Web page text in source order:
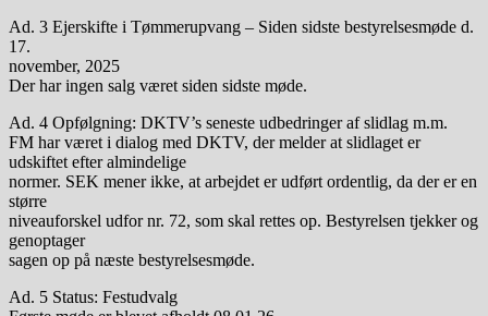
Ad. 3 Ejerskifte i Tømmerupvang – Siden sidste bestyrelsesmøde d.
17.
november, 2025
Der har ingen salg været siden sidste møde.
Ad. 4 Opfølgning: DKTV’s seneste udbedringer af slidlag m.m.
FM har været i dialog med DKTV, der melder at slidlaget er
udskiftet efter almindelige
normer. SEK mener ikke, at arbejdet er udført ordentlig, da der er en
større
niveauforskel udfor nr. 72, som skal rettes op. Bestyrelsen tjekker og
genoptager
sagen op på næste bestyrelsesmøde.
Ad. 5 Status: Festudvalg